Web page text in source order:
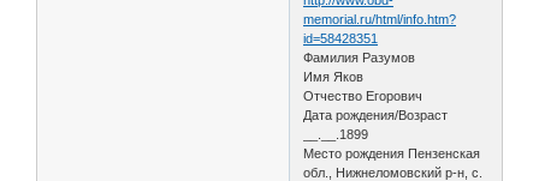
memorial.ru/html/info.htm?
id=58428351
Фамилия Разумов
Имя Яков
Отчество Егорович
Дата рождения/Возраст
__.__.1899
Место рождения Пензенская
обл., Нижнеломовский р-н, с.